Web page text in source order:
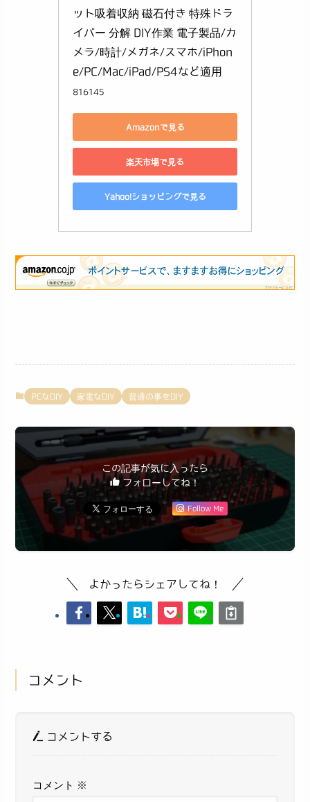
ット吸着収納 磁石付き 特殊ドラ
イバー 分解 DIY作業 電子製品/カ
メラ/時計/メガネ/スマホ/iPhon
e/PC/Mac/iPad/PS4など適用
816145
Amazonで見る
楽天市場で見る
Yahoo!ショッピングで見る
PCなDIY 家電なDIY 普通の事をDIY
この記事が気に入ったら
フォローしてね！
Follow Me
よかったらシェアしてね！
コメント
コメントする
コメント ※